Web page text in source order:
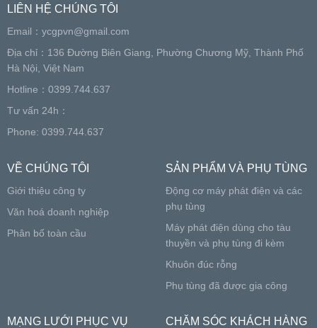
LIÊN HỆ CHÚNG TÔI
Email： ycgpvn@gmail.com
Địa chỉ：136 Đường Biên Giang, Phường Chương Mỹ, Thành Phố
Hà Nội, Việt Nam
Hotline：0399.744.637
Tư vấn 24h：
Phone: 0399.744.637
VỀ CHÚNG TÔI
Giới thiệu công ty
Văn hoá doanh nghiệp
Phân bố toàn cầu
SẢN PHẨM VÀ PHỤ TÙNG
Động cơ máy phát điện và các
phụ tùng
Máy phát điện dùng cho tàu
thuyền và phụ tùng đi kèm
Khuôn đúc rỗng
Phụ tùng đã được gia công
MẠNG LƯỚI PHỤC VỤ CHĂM SÓC KHÁCH HÀNG